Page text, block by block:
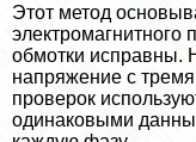
Этот метод
обмотки исправны.
напряжение с
проверок
одинаковыми